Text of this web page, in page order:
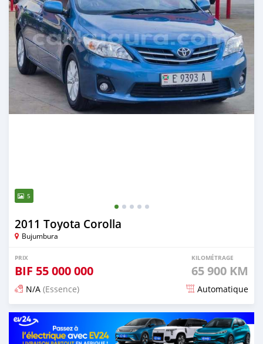
5
2011 Toyota Corolla
Bujumbura
PRIX
BIF 55 000 000
KILOMÉTRAGE
65 900 KM
N/A (Essence) Automatique
Publié il y a 12 mois